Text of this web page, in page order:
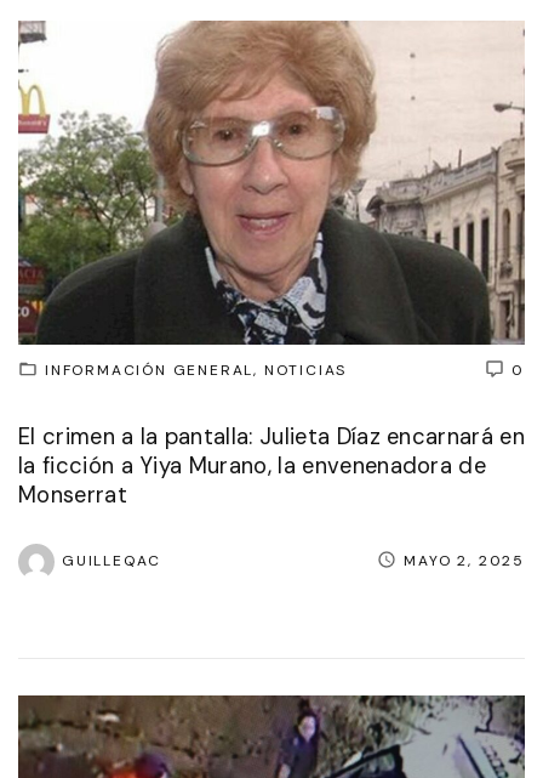
0
INFORMACIÓN GENERAL NOTICIAS
El crimen a la pantalla: Julieta Díaz encarnará en
la ficción a Yiya Murano, la envenenadora de
Monserrat
GUILLEQAC MAYO 2, 2025